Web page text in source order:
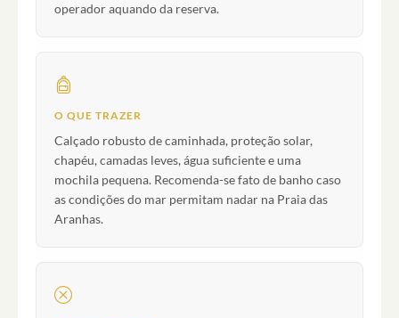
operador aquando da reserva.
O QUE TRAZER
Calçado robusto de caminhada, proteção solar,
chapéu, camadas leves, água suficiente e uma
mochila pequena. Recomenda-se fato de banho caso
as condições do mar permitam nadar na Praia das
Aranhas.